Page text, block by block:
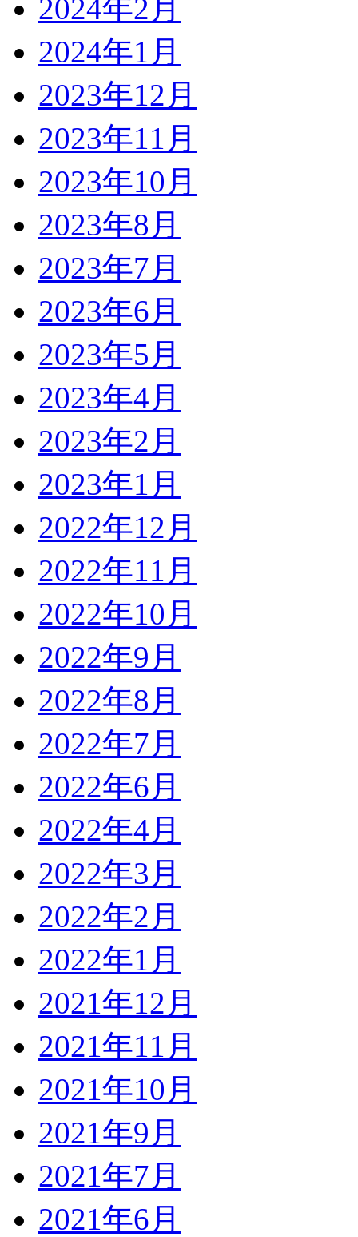
2024年2月
2024年1月
2023年12月
2023年11月
2023年10月
2023年8月
2023年7月
2023年6月
2023年5月
2023年4月
2023年2月
2023年1月
2022年12月
2022年11月
2022年10月
2022年9月
2022年8月
2022年7月
2022年6月
2022年4月
2022年3月
2022年2月
2022年1月
2021年12月
2021年11月
2021年10月
2021年9月
2021年7月
2021年6月